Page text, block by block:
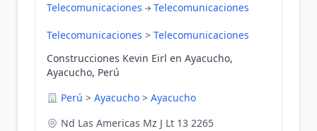
Telecomunicaciones Telecomunicaciones
Telecomunicaciones > Telecomunicaciones
Construcciones Kevin Eirl en Ayacucho,
Ayacucho, Perú
Perú > Ayacucho > Ayacucho
Nd Las Americas Mz J Lt 13 2265